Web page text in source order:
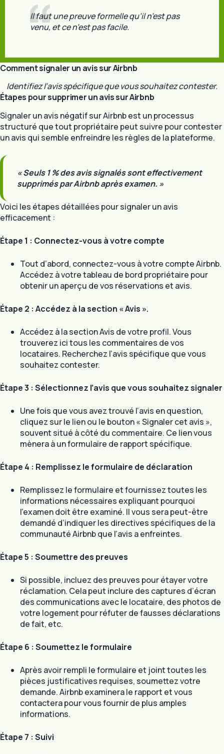
Il faut une preuve formelle qu’il n’est pas
venu, et ce n’est pas facile.
Comment signaler un avis sur Airbnb
Identifiez l’avis spécifique que vous souhaitez contester.
Étapes pour supprimer un avis sur Airbnb
Signaler un avis négatif sur Airbnb est un processus
structuré que tout propriétaire peut suivre pour contester
un avis qui semble enfreindre les règles de la plateforme.
« Seuls 1 % des avis signalés sont effectivement
supprimés par Airbnb après examen. »
Voici les étapes détaillées pour signaler un avis
efficacement :
Étape 1 : Connectez-vous à votre compte
Tout d’abord, connectez-vous à votre compte Airbnb.
Accédez à votre tableau de bord propriétaire pour
obtenir un aperçu de vos réservations et avis.
Étape 2 : Accédez à la section « Avis ».
Accédez à la section Avis de votre profil. Vous
trouverez ici tous les commentaires de vos
locataires. Recherchez l’avis spécifique que vous
souhaitez contester.
Étape 3 : Sélectionnez l’avis que vous souhaitez signaler
Une fois que vous avez trouvé l’avis en question,
cliquez sur le lien ou le bouton « Signaler cet avis »,
souvent situé à côté du commentaire. Ce lien vous
mènera à un formulaire de rapport spécifique.
Étape 4 : Remplissez le formulaire de déclaration
Remplissez le formulaire et fournissez toutes les
informations nécessaires expliquant pourquoi
l’examen doit être examiné. Il vous sera peut-être
demandé d’indiquer les directives spécifiques de la
communauté Airbnb que l’avis a enfreintes.
Étape 5 : Soumettre des preuves
Si possible, incluez des preuves pour étayer votre
réclamation. Cela peut inclure des captures d’écran
des communications avec le locataire, des photos de
votre logement pour réfuter de fausses déclarations
de fait, etc.
Étape 6 : Soumettez le formulaire
Après avoir rempli le formulaire et joint toutes les
pièces justificatives requises, soumettez votre
demande. Airbnb examinera le rapport et vous
contactera pour vous fournir de plus amples
informations.
Étape 7 : Suivi